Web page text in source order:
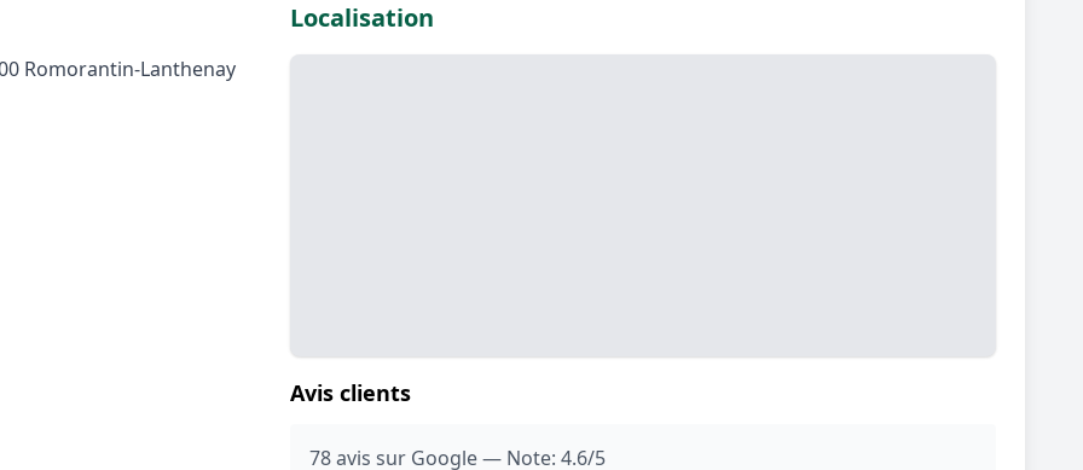
Romorantin-Lanthenay
Localisation
Avis clients
78 avis sur Google — Note: 4.6/5